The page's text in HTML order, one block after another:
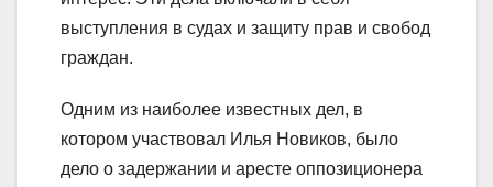
выступления в судах и защиту прав и свобод
граждан.
Одним из наиболее известных дел, в
котором участвовал Илья Новиков, было
дело о задержании и аресте оппозиционера